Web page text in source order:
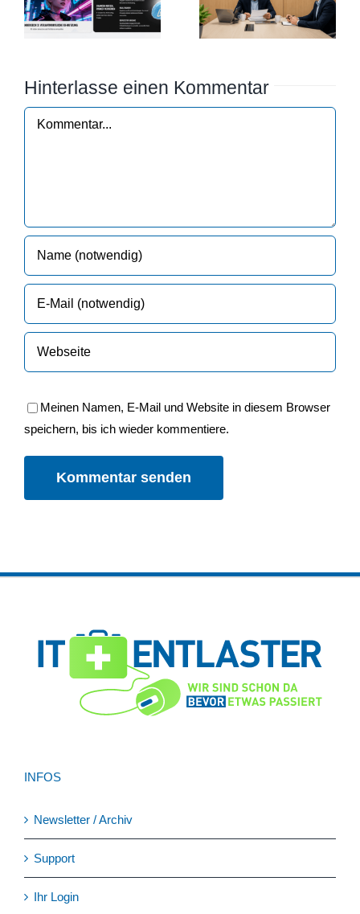
Hinterlasse einen Kommentar
Kommentar
Meinen Namen, E-Mail und Website in diesem Browser
speichern, bis ich wieder kommentiere.
INFOS
Newsletter / Archiv
Support
Ihr Login